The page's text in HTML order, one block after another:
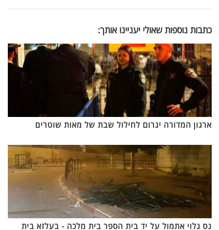
כתבות נוספות שאולי יעניינו אותך:
ארגון המדורה יגרום לחילול שבת של מאות שוטרים
נס גלוי אתמול על יד בית הספר בית מלכה - בעלזא בית